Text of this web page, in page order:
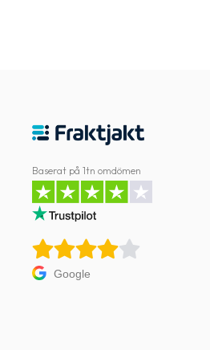
Baserat på 1tn omdömen
Google